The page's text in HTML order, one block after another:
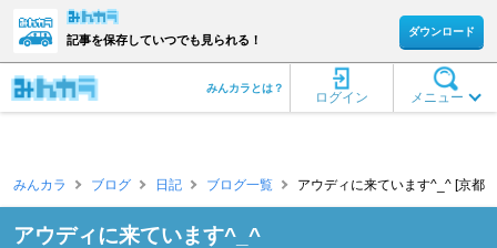
記事を保存していつでも見られる！
ダウンロード
メニュー
ログイン
みんカラとは？
みんカラ ブログ 日記 ブログ一覧 アウディに来ています^_^ [京都
アウディに来ています^_^